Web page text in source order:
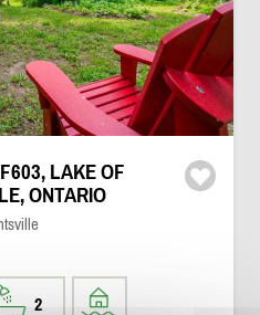
LAKE OF
ONTARIO
2